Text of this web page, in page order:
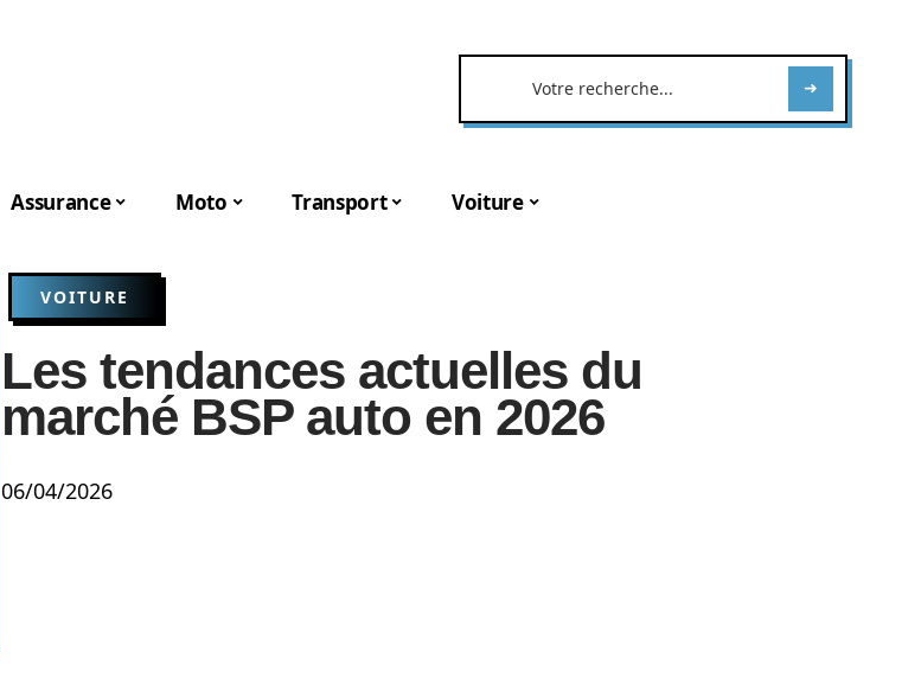
Assurance Moto Transport Voiture
VOITURE
Les tendances actuelles du
marché BSP auto en 2026
06/04/2026